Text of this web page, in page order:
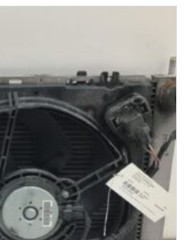
1-3 Werktage